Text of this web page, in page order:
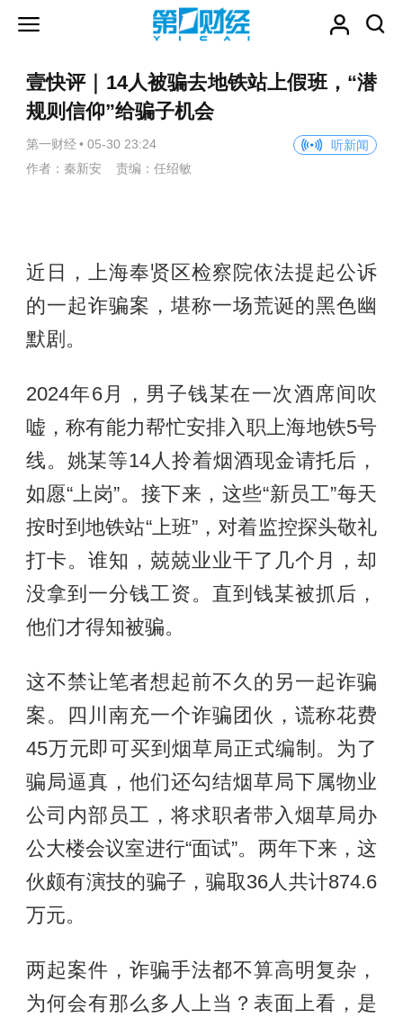
壹快评｜14人被骗去地铁站上假班，“潜
规则信仰”给骗子机会
第一财经 • 05-30 23:24
听新闻
作者：秦新安 责编：任绍敏
近日，上海奉贤区检察院依法提起公诉
的一起诈骗案，堪称一场荒诞的黑色幽
默剧。
2024年6月，男子钱某在一次酒席间吹
嘘，称有能力帮忙安排入职上海地铁5号
线。姚某等14人拎着烟酒现金请托后，
如愿“上岗”。接下来，这些“新员工”每天
按时到地铁站“上班”，对着监控探头敬礼
打卡。谁知，兢兢业业干了几个月，却
没拿到一分钱工资。直到钱某被抓后，
他们才得知被骗。
这不禁让笔者想起前不久的另一起诈骗
案。四川南充一个诈骗团伙，谎称花费
45万元即可买到烟草局正式编制。为了
骗局逼真，他们还勾结烟草局下属物业
公司内部员工，将求职者带入烟草局办
公大楼会议室进行“面试”。两年下来，这
伙颇有演技的骗子，骗取36人共计874.6
万元。
两起案件，诈骗手法都不算高明复杂，
为何会有那么多人上当？表面上看，是